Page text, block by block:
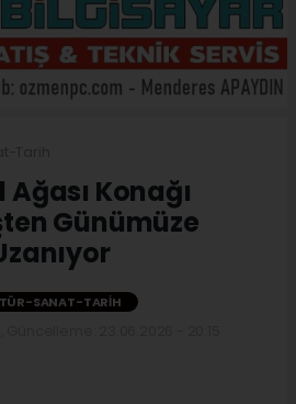
Konağı
Günümüze
SANAT-TARIH